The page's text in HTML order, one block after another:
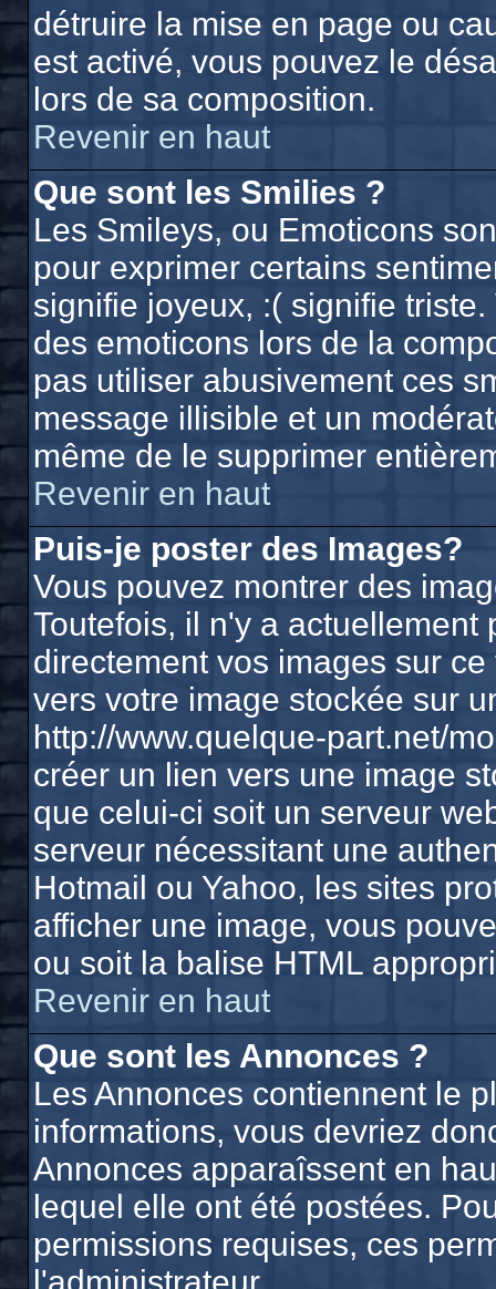
détruire la mise en page ou
est activé, vous pouvez le
lors de sa composition.
Revenir en haut
Que sont les Smilies ?
Les Smileys, ou Emoticons
pour exprimer certains
signifie joyeux, :( signifie
des emoticons lors de la
pas utiliser abusivement ces
message illisible et un
même de le supprimer
Revenir en haut
Puis-je poster des Images?
Vous pouvez montrer des
Toutefois, il n'y a
directement vos images sur
vers votre image stockée sur
http://www.quelque-part.net/
créer un lien vers une image
que celui-ci soit un serveur
serveur nécessitant une
Hotmail ou Yahoo, les sites
afficher une image, vous
ou soit la balise HTML
Revenir en haut
Que sont les Annonces ?
Les Annonces contiennent le
informations, vous devriez
Annonces apparaîssent en
lequel elle ont été postées.
permissions requises, ces